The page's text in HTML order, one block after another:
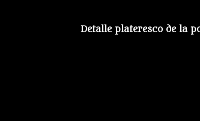
Detalle plateresco de la